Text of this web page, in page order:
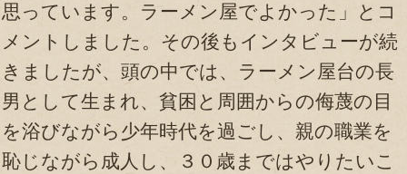
思っています。ラーメン屋でよかった」とコ
メントしました。その後もインタビューが続
きましたが、頭の中では、ラーメン屋台の長
男として生まれ、貧困と周囲からの侮蔑の目
を浴びながら少年時代を過ごし、親の職業を
恥じながら成人し、３０歳まではやりたいこ